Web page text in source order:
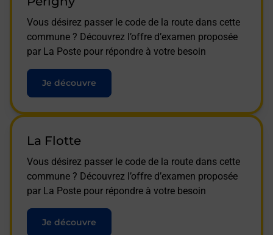
Vous désirez passer le code de la route dans cette
commune ? Découvrez l’offre d’examen proposée
par La Poste pour répondre à votre besoin
Je découvre
La Flotte
Vous désirez passer le code de la route dans cette
commune ? Découvrez l’offre d’examen proposée
par La Poste pour répondre à votre besoin
Je découvre